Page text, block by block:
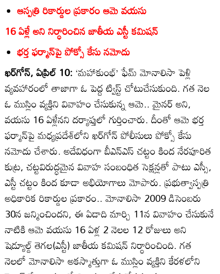
ఆస్పత్రి రికార్డుల ప్రకారం ఆమె వయసు
16 ఏళ్లే అని నిర్ధారించిన జాతీయ ఎస్టీ కమిషన్‌
భర్త ఫర్మాన్‌పై పోక్సో కేసు నమోదు
ఖర్‌గోన్‌, ఏప్రిల్‌ 10: ‘మహాకుంభ్‌’ ఫేమ్‌ మోనాలిసా పెళ్లి
వ్యవహారంలో తాజాగా ఓ పెద్ద ట్విస్ట్‌ చోటుచేసుకుంది. గత నెల
ఓ ముస్లిం వ్యక్తిని వివాహం చేసుకున్న ఆమె.. మైనర్‌ అని,
వయసు 16 ఏళ్లేనని దర్యాప్తులో గుర్తించారు. దీంతో ఆమె భర్త
ఫర్మాన్‌పై మధ్యప్రదేశ్‌లోని ఖర్‌గోన్‌ పోలీసులు పోక్సో కేసు
నమోదు చేశారు. అదేవిధంగా బీఎన్‌ఎస్‌ చట్టం కింద నేరపూరిత
కుట్ర, చట్టవిరుద్ధమైన వివాహ సంబంధిత సెక్షన్లతో పాటు ఎస్సీ,
ఎస్టీ చట్టం కింద కూడా అభియోగాలు మోపారు. ప్రభుత్వాస్పత్రి
అధికారిక రికార్డుల ప్రకారం.. మోనాలిసా 2009 డిసెంబరు
30న జన్మించిందని, ఈ ఏడాది మార్చి 11న వివాహం చేసుకునే
నాటికి ఆమె వయసు 16 ఏళ్ల 2 నెలల 12 రోజులు అని
షెడ్యూల్డ్‌ తెగల(ఎస్టీ) జాతీయ కమిషన్‌ నిర్ధారించింది. గత
నెలలో మోనాలిసా అకస్మాత్తుగా ఓ ముస్లిం వ్యక్తిని కేరళలోని